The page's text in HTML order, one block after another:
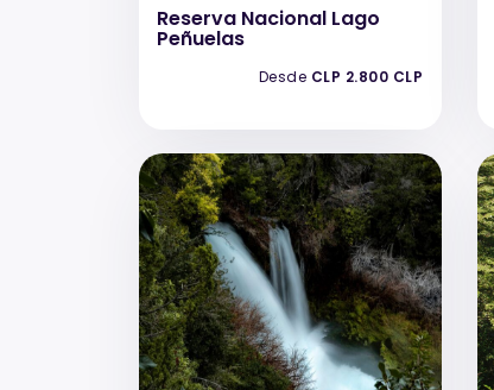
Reserva Nacional Lago
Peñuelas
Desde CLP 2.800 CLP